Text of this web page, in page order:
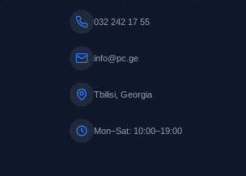
032 242 17 55
info@pc.ge
Tbilisi, Georgia
Mon–Sat: 10:00–19:00